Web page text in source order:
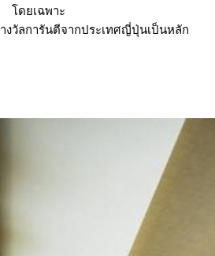
โดยเฉพาะ
งวัลการันตีจากประเทศญี่ปุ่นเป็นหลัก